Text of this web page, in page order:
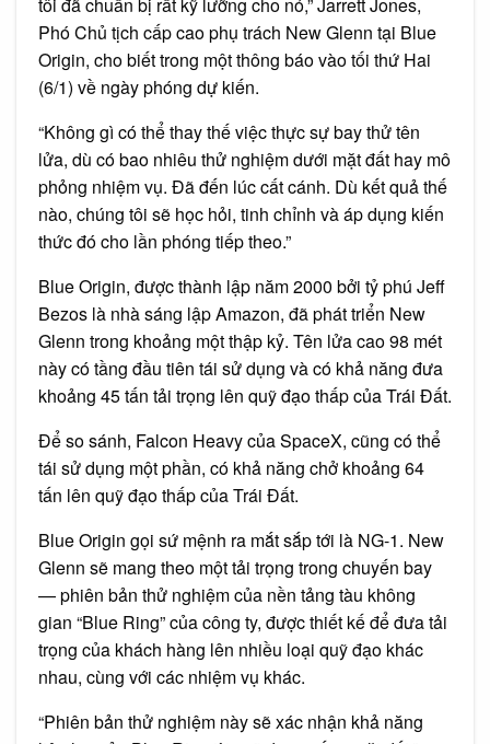
Phó Chủ tịch cấp cao phụ trách New Glenn tại Blue
Origin, cho biết trong một thông báo vào tối thứ Hai
(6/1) về ngày phóng dự kiến.
“Không gì có thể thay thế việc thực sự bay thử tên
lửa, dù có bao nhiêu thử nghiệm dưới mặt đất hay mô
phỏng nhiệm vụ. Đã đến lúc cất cánh. Dù kết quả thế
nào, chúng tôi sẽ học hỏi, tinh chỉnh và áp dụng kiến
thức đó cho lần phóng tiếp theo.”
Blue Origin, được thành lập năm 2000 bởi tỷ phú Jeff
Bezos là nhà sáng lập Amazon, đã phát triển New
Glenn trong khoảng một thập kỷ. Tên lửa cao 98 mét
này có tầng đầu tiên tái sử dụng và có khả năng đưa
khoảng 45 tấn tải trọng lên quỹ đạo thấp của Trái Đất.
Để so sánh, Falcon Heavy của SpaceX, cũng có thể
tái sử dụng một phần, có khả năng chở khoảng 64
tấn lên quỹ đạo thấp của Trái Đất.
Blue Origin gọi sứ mệnh ra mắt sắp tới là NG-1. New
Glenn sẽ mang theo một tải trọng trong chuyến bay
— phiên bản thử nghiệm của nền tảng tàu không
gian “Blue Ring” của công ty, được thiết kế để đưa tải
trọng của khách hàng lên nhiều loại quỹ đạo khác
nhau, cùng với các nhiệm vụ khác.
“Phiên bản thử nghiệm này sẽ xác nhận khả năng